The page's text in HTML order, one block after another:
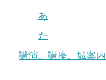
あ
た
講演、講座、城案内